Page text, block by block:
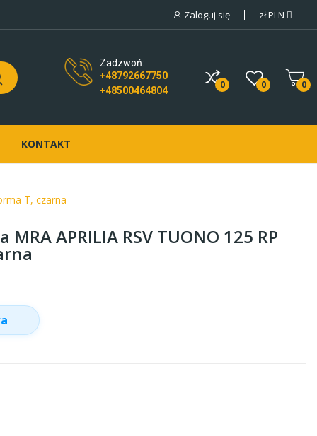
Zaloguj się złPLN
Zadzwoń:
+48792667750
+48500464804
0 0 0
KONTAKT
T, czarna
APRILIA RSV TUONO 125 RP